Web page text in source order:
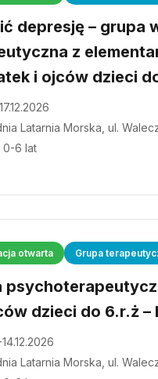
depresję – grupa
z
i ojców dzieci
Latarnia Morska, ul.
0-6 lat
otwarta Grupa
dzieci do 6.r.ż –
Latarnia Morska, ul.